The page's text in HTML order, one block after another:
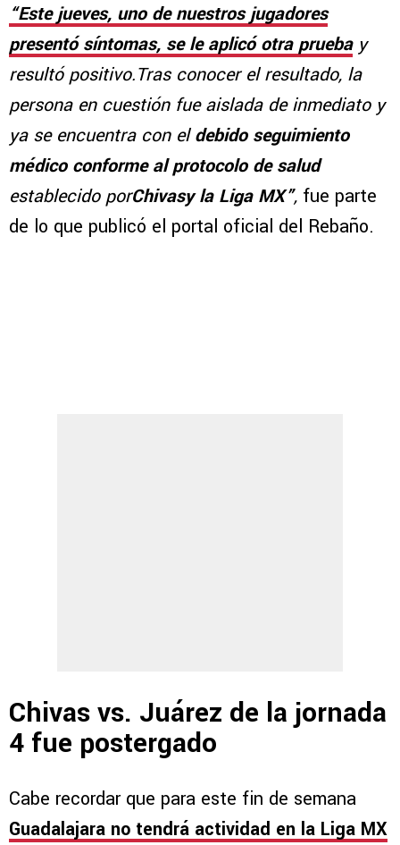
“Este jueves, uno de nuestros jugadores
presentó síntomas, se le aplicó otra pruebay
resultó positivo.Tras conocer el resultado, la
persona en cuestión fue aislada de inmediato y
ya se encuentra con eldebido seguimiento
médico conforme al protocolo de salud
establecido porChivasy la Liga MX”, fue parte
de lo que publicó el portal oficial del Rebaño.
Chivas vs. Juárez de la jornada
4 fue postergado
Cabe recordar que para este fin de semana
Guadalajara no tendrá actividad en la Liga MX